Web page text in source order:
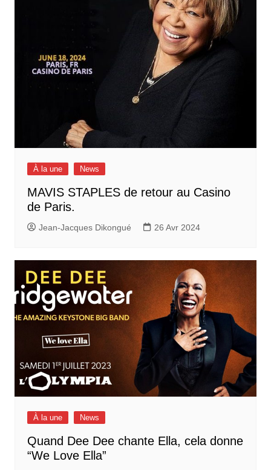
À la une News
MAVIS STAPLES de retour au Casino
de Paris.
Jean-Jacques Dikongué 26 Avr 2024
À la une News
Quand Dee Dee chante Ella, cela donne
“We Love Ella”